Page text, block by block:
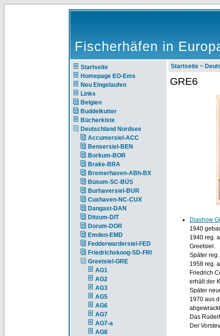
Fischerhäfen in
Startseite
Homepage EO-Ems
Neu Eingelaufen
Links
Belgien
Buddelkutter
Bücherkiste
Deutschland Nordsee
Accumersiel-ACC
Bensersiel-BEN
Borkum-BOR
Brake-BRA
Bremerhaven-ABh-BX
Büsum-SC-BÜS
Burhaversiel-BUR
Cuxhaven-NC-CUX
Dangast-DAN
Ditzum-DIT
Dorum-DOR
Emden-EMD
Fedderwardersiel-FED
Friedrichskoog-SD-FRI
Greetsiel-GRE
AG1
AG2
AG3
AG5
AG6
AG7
AG7-a
AG8
Startseite >
GRE6
Diashow
1940
1940 reg.
Greetsiel.
Später
1958 reg.
Friedrich
erhält der
Später
1970 aus
Das
Der